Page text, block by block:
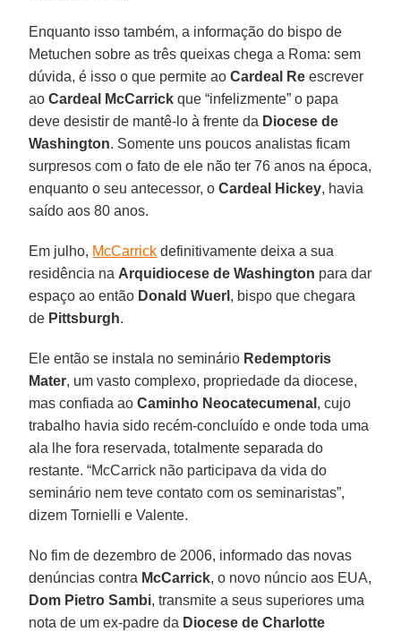
Enquanto isso também, a informação do bispo de
Metuchen sobre as três queixas chega a Roma: sem
dúvida, é isso o que permite aoCardeal Re escrever
aoCardeal McCarrick que “infelizmente” o papa
deve desistir de mantê-lo à frente da Diocese de
Washington. Somente uns poucos analistas ficam
surpresos com o fato de ele não ter 76 anos na época,
enquanto o seu antecessor, oCardeal Hickey, havia
saído aos 80 anos.
Em julho, McCarrick definitivamente deixa a sua
residência na Arquidiocese de Washington para dar
espaço ao então Donald Wuerl , bispo que chegara
de Pittsburgh.
Ele então se instala no seminário Redemptoris
Mater, um vasto complexo, propriedade da diocese,
mas confiada aoCaminho Neocatecumenal , cujo
trabalho havia sido recém-concluído e onde toda uma
ala lhe fora reservada, totalmente separada do
restante. “McCarrick não participava da vida do
seminário nem teve contato com os seminaristas”,
dizem Tornielli e Valente.
No fim de dezembro de 2006, informado das novas
denúncias contra McCarrick, o novo núncio aos EUA,
Dom Pietro Sambi, transmite a seus superiores uma
nota de um ex-padre da Diocese de Charlotte